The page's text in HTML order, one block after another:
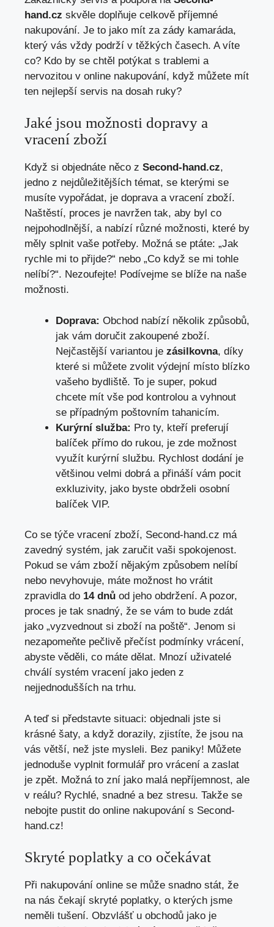
hand.cz skvěle doplňuje celkově příjemné
nakupování. Je to jako mít za zády kamaráda,
který vás vždy podrží v těžkých časech. A víte
co? Kdo by se chtěl potýkat s trablemi a
nervozitou v online nakupování, když můžete mít
ten nejlepší servis na dosah ruky?
Jaké jsou možnosti dopravy a
vracení zboží
Když si objednáte něco z Second-hand.cz,
jedno z nejdůležitějších témat, se kterými se
musíte vypořádat, je doprava a vracení zboží.
Naštěstí, proces je navržen tak, aby byl co
nejpohodlnější, a nabízí různé možnosti, které by
měly splnit vaše potřeby. Možná se ptáte: „Jak
rychle mi to přijde?“ nebo „Co když se mi tohle
nelíbí?“. Nezoufejte! Podívejme se blíže na naše
možnosti.
Doprava: Obchod nabízí několik způsobů,
jak vám doručit zakoupené zboží.
Nejčastější variantou je zásilkovna, díky
které si můžete zvolit výdejní místo blízko
vašeho bydliště. To je super, pokud
chcete mít vše pod kontrolou a vyhnout
se případným poštovním tahanicím.
Kurýrní služba: Pro ty, kteří preferují
balíček přímo do rukou, je zde možnost
využít kurýrní službu. Rychlost dodání je
většinou velmi dobrá a přináší vám pocit
exkluzivity, jako byste obdrželi osobní
balíček VIP.
Co se týče vracení zboží, Second-hand.cz má
zavedný systém, jak zaručit vaši spokojenost.
Pokud se vám zboží nějakým způsobem nelíbí
nebo nevyhovuje, máte možnost ho vrátit
zpravidla do 14 dnů od jeho obdržení. A pozor,
proces je tak snadný, že se vám to bude zdát
jako „vyzvednout si zboží na poště“. Jenom si
nezapomeňte pečlivě přečíst podmínky vrácení,
abyste věděli, co máte dělat. Mnozí uživatelé
chválí systém vracení jako jeden z
nejjednodušších na trhu.
A teď si představte situaci: objednali jste si
krásné šaty, a když dorazily, zjistíte, že jsou na
vás větší, než jste mysleli. Bez paniky! Můžete
jednoduše vyplnit formulář pro vrácení a zaslat
je zpět. Možná to zní jako malá nepříjemnost, ale
v reálu? Rychlé, snadné a bez stresu. Takže se
nebojte pustit do online nakupování s Second-
hand.cz!
Skryté poplatky a co očekávat
Při nakupování online se může snadno stát, že
na nás čekají skryté poplatky, o kterých jsme
neměli tušení. Obzvlášť u obchodů jako je